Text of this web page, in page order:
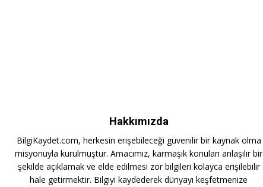
Hakkımızda
BilgiKaydet.com, herkesin erişebileceği güvenilir bir kaynak olma
misyonuyla kurulmuştur. Amacımız, karmaşık konuları anlaşılır bir
şekilde açıklamak ve elde edilmesi zor bilgileri kolayca erişilebilir
hale getirmektir. Bilgiyi kaydederek dünyayı keşfetmenize